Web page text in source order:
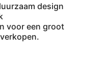
design
voor een groot